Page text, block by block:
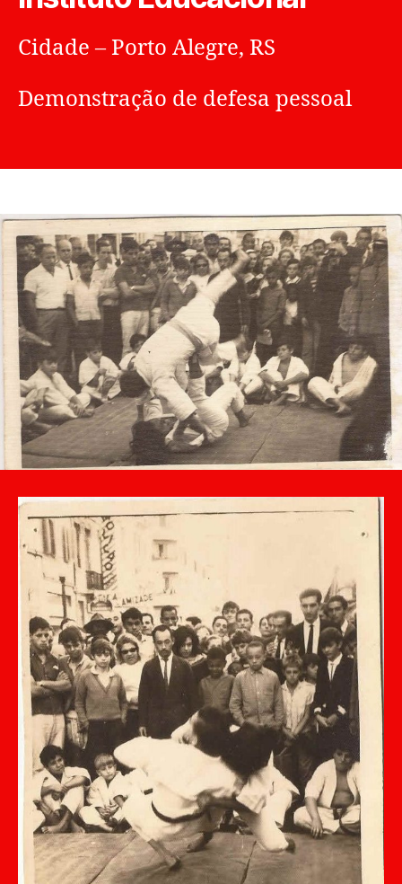
Cidade – Porto Alegre, RS
Demonstração de defesa pessoal